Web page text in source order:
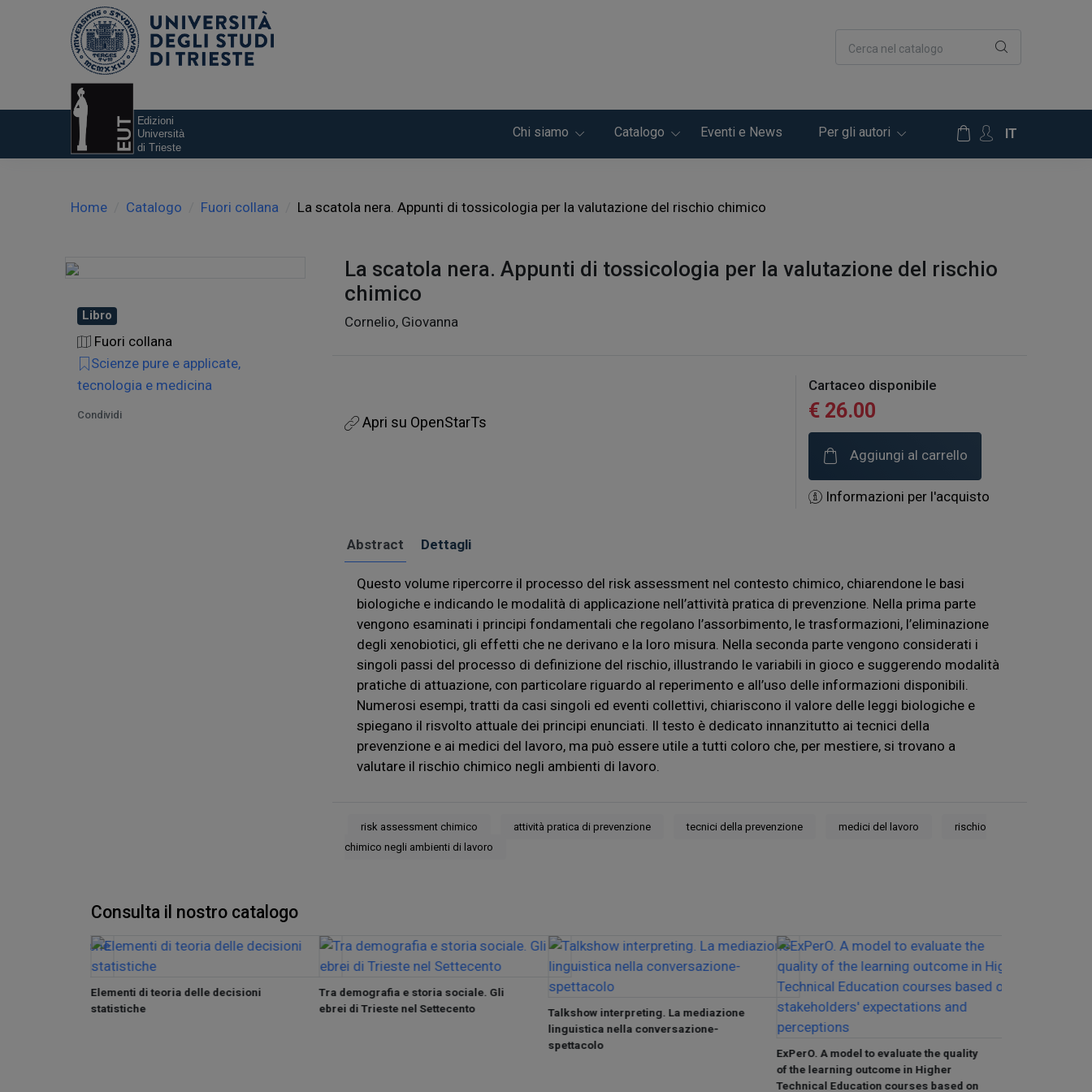
Cerca nel catalogo
Chi siamo Catalogo Eventi e News Per gli autori IT
Home Catalogo Fuori collana La scatola nera. Appunti di tossicologia per la valutazione del rischio chimico
Libro
Fuori collana
Scienze pure e applicate,
tecnologia e medicina
Condividi
La scatola nera. Appunti di tossicologia per la valutazione del rischio
chimico
Cornelio, Giovanna
Apri su OpenStarTs
Cartaceo disponibile
€ 26.00
Aggiungi al carrello
Informazioni per l'acquisto
Abstract Dettagli
Questo volume ripercorre il processo del risk assessment nel contesto chimico, chiarendone le basi
biologiche e indicando le modalità di applicazione nell’attività pratica di prevenzione. Nella prima parte
vengono esaminati i principi fondamentali che regolano l’assorbimento, le trasformazioni, l’eliminazione
degli xenobiotici, gli effetti che ne derivano e la loro misura. Nella seconda parte vengono considerati i
singoli passi del processo di definizione del rischio, illustrando le variabili in gioco e suggerendo modalità
pratiche di attuazione, con particolare riguardo al reperimento e all’uso delle informazioni disponibili.
Numerosi esempi, tratti da casi singoli ed eventi collettivi, chiariscono il valore delle leggi biologiche e
spiegano il risvolto attuale dei principi enunciati. Il testo è dedicato innanzitutto ai tecnici della
prevenzione e ai medici del lavoro, ma può essere utile a tutti coloro che, per mestiere, si trovano a
valutare il rischio chimico negli ambienti di lavoro.
risk assessment chimico attività pratica di prevenzione tecnici della prevenzione medici del lavoro
rischio
chimico negli ambienti di lavoro
Consulta il nostro catalogo
Elementi di teoria delle decisioni
statistiche
Tra demografia e storia sociale. Gli
ebrei di Trieste nel Settecento
Talkshow interpreting. La mediazione
linguistica nella conversazione-
spettacolo
ExPerO. A model to evaluate the quality
of the learning outcome in Higher
Technical Education courses based on